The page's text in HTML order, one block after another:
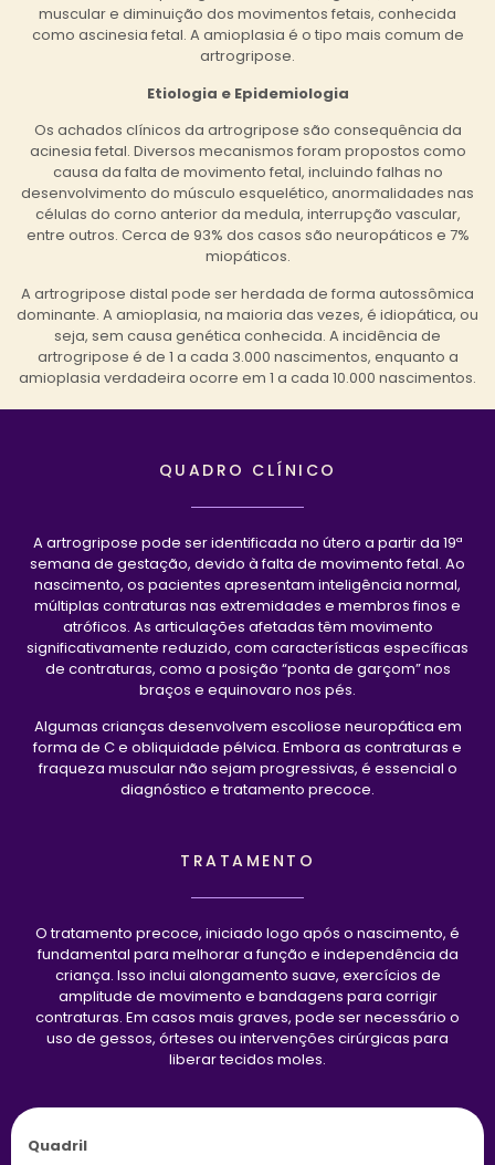
muscular e diminuição dos movimentos fetais, conhecida
como ascinesia fetal. A amioplasia é o tipo mais comum de
artrogripose.
Etiologia e Epidemiologia
Os achados clínicos da artrogripose são consequência da
acinesia fetal. Diversos mecanismos foram propostos como
causa da falta de movimento fetal, incluindo falhas no
desenvolvimento do músculo esquelético, anormalidades nas
células do corno anterior da medula, interrupção vascular,
entre outros. Cerca de 93% dos casos são neuropáticos e 7%
miopáticos.
A artrogripose distal pode ser herdada de forma autossômica
dominante. A amioplasia, na maioria das vezes, é idiopática, ou
seja, sem causa genética conhecida. A incidência de
artrogripose é de 1 a cada 3.000 nascimentos, enquanto a
amioplasia verdadeira ocorre em 1 a cada 10.000 nascimentos.
QUADRO CLÍNICO
A artrogripose pode ser identificada no útero a partir da 19ª
semana de gestação, devido à falta de movimento fetal. Ao
nascimento, os pacientes apresentam inteligência normal,
múltiplas contraturas nas extremidades e membros finos e
atróficos. As articulações afetadas têm movimento
significativamente reduzido, com características específicas
de contraturas, como a posição “ponta de garçom” nos
braços e equinovaro nos pés.
Algumas crianças desenvolvem escoliose neuropática em
forma de C e obliquidade pélvica. Embora as contraturas e
fraqueza muscular não sejam progressivas, é essencial o
diagnóstico e tratamento precoce.
TRATAMENTO
O tratamento precoce, iniciado logo após o nascimento, é
fundamental para melhorar a função e independência da
criança. Isso inclui alongamento suave, exercícios de
amplitude de movimento e bandagens para corrigir
contraturas. Em casos mais graves, pode ser necessário o
uso de gessos, órteses ou intervenções cirúrgicas para
liberar tecidos moles.
Quadril